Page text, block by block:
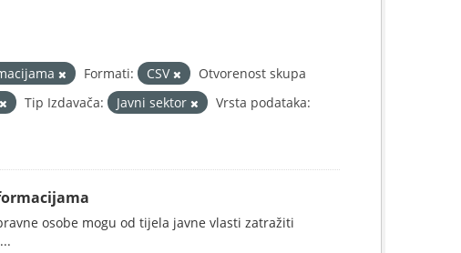
Formati: CSV
Otvorenost skupa
Tip Izdavača: Javni sektor
Vrsta podataka:
osobe mogu od tijela javne vlasti zatražiti